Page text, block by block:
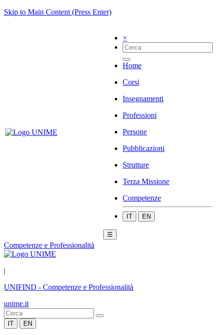
Skip to Main Content (Press Enter)
×
Home
Corsi
Insegnamenti
Professioni
Persone
Pubblicazioni
Strutture
Terza Missione
Competenze
IT EN
☰
Competenze e Professionalità
|
UNIFIND - Competenze e Professionalità
unime.it
IT EN